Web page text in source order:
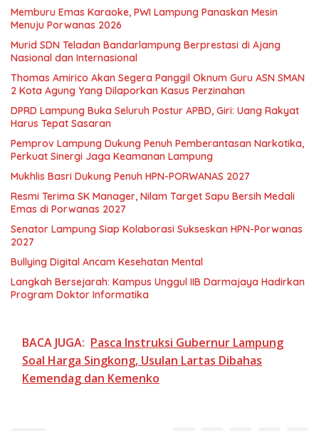
Memburu Emas Karaoke, PWI Lampung Panaskan Mesin
Menuju Porwanas 2026
Murid SDN Teladan Bandarlampung Berprestasi di Ajang
Nasional dan Internasional
Thomas Amirico Akan Segera Panggil Oknum Guru ASN SMAN
2 Kota Agung Yang Dilaporkan Kasus Perzinahan
DPRD Lampung Buka Seluruh Postur APBD, Giri: Uang Rakyat
Harus Tepat Sasaran
Pemprov Lampung Dukung Penuh Pemberantasan Narkotika,
Perkuat Sinergi Jaga Keamanan Lampung
Mukhlis Basri Dukung Penuh HPN-PORWANAS 2027
Resmi Terima SK Manager, Nilam Target Sapu Bersih Medali
Emas di Porwanas 2027
Senator Lampung Siap Kolaborasi Sukseskan HPN-Porwanas
2027
Bullying Digital Ancam Kesehatan Mental
Langkah Bersejarah: Kampus Unggul IIB Darmajaya Hadirkan
Program Doktor Informatika
BACA JUGA: Pasca Instruksi Gubernur Lampung
Soal Harga Singkong, Usulan Lartas Dibahas
Kemendag dan Kemenko